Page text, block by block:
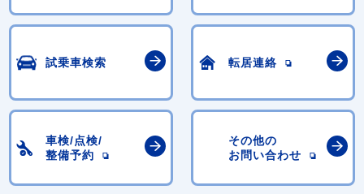
試乗車検索 転居連絡
車検/点検/
整備予約
その他の
お問い合わせ